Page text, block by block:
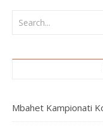
Mbahet Kampionati